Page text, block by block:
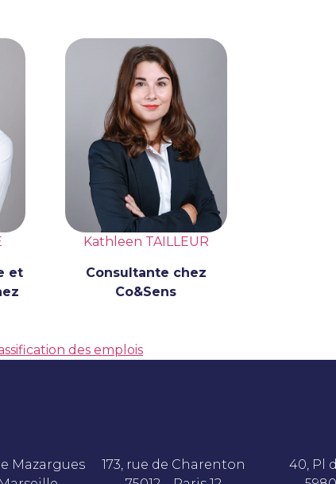
et
Kathleen TAILLEUR
Consultante chez
Co&Sens
des emplois
Mazargues
173, rue de Charenton
40, Pl